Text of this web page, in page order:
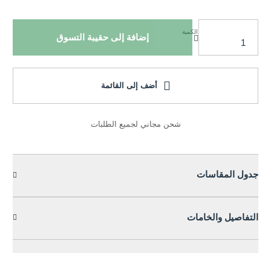
الكمية
إضافة إلى حقيبة التسوق
أضف إلى القائمة
شحن مجاني لجميع الطلبات
جدول المقاسات
التفاصيل والخامات